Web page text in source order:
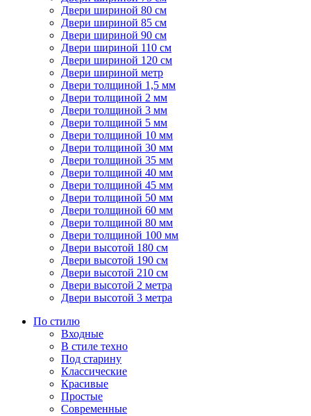
Двери шириной 80 см
Двери шириной 85 см
Двери шириной 90 см
Двери шириной 110 см
Двери шириной 120 см
Двери шириной метр
Двери толщиной 1,5 мм
Двери толщиной 2 мм
Двери толщиной 3 мм
Двери толщиной 5 мм
Двери толщиной 10 мм
Двери толщиной 30 мм
Двери толщиной 35 мм
Двери толщиной 40 мм
Двери толщиной 45 мм
Двери толщиной 50 мм
Двери толщиной 60 мм
Двери толщиной 80 мм
Двери толщиной 100 мм
Двери высотой 180 см
Двери высотой 190 см
Двери высотой 210 см
Двери высотой 2 метра
Двери высотой 3 метра
По стилю
Входные
В стиле техно
Под старину
Классические
Красивые
Простые
Современные